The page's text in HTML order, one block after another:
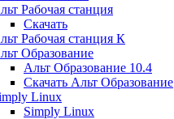
Рабочая станция
Скачать
Рабочая станция К
Образование
Альт Образование 10.4
Скачать Альт Образование
Linux
Simply Linux